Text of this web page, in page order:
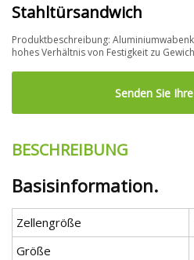
Stahltürsandwich
Produktbeschreibung:
hohes Verhältnis von Festigkeit zu
Senden Sie
BESCHREIBUNG
Basisinformation.
Zellengröße
Größe